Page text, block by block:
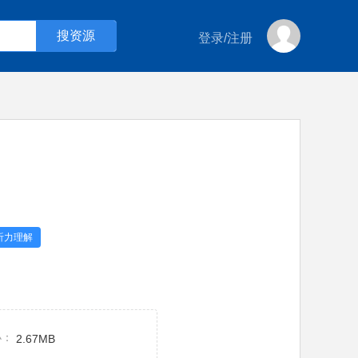
登录/注册
力理解
2.67MB